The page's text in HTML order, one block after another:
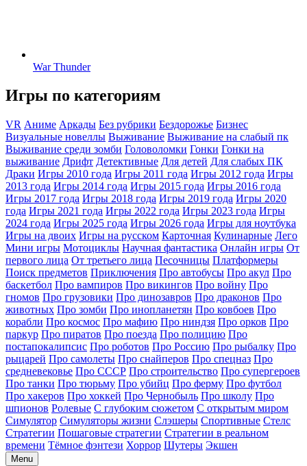
War Thunder
Игры по категориям
VR Аниме Аркады Без рубрики Бездорожье Бизнес
Визуальные новеллы Выживание Выживание на слабый пк
Выживание среди зомби Головоломки Гонки Гонки на
выживание Дрифт Детективные Для детей Для слабых ПК
Драки Игры 2010 года Игры 2011 года Игры 2012 года Игры
2013 года Игры 2014 года Игры 2015 года Игры 2016 года
Игры 2017 года Игры 2018 года Игры 2019 года Игры 2020
года Игры 2021 года Игры 2022 года Игры 2023 года Игры
2024 года Игры 2025 года Игры 2026 года Игры для ноутбука
Игры на двоих Игры на русском Карточная Кулинарные Лего
Мини игры Мотоциклы Научная фантастика Онлайн игры От
первого лица От третьего лица Песочницы Платформеры
Поиск предметов Приключения Про автобусы Про акул Про
баскетбол Про вампиров Про викингов Про войну Про
гномов Про грузовики Про динозавров Про драконов Про
животных Про зомби Про инопланетян Про ковбоев Про
корабли Про космос Про мафию Про ниндзя Про орков Про
паркур Про пиратов Про поезда Про полицию Про
постапокалипсис Про роботов Про Россию Про рыбалку Про
рыцарей Про самолеты Про снайперов Про спецназ Про
средневековье Про СССР Про строительство Про супергероев
Про танки Про тюрьму Про убийц Про ферму Про футбол
Про хакеров Про хоккей Про Чернобыль Про школу Про
шпионов Ролевые С глубоким сюжетом С открытым миром
Симулятор Симуляторы жизни Слэшеры Спортивные Стелс
Стратегии Пошаговые стратегии Стратегии в реальном
времени Тёмное фэнтези Хоррор Шутеры Экшен
Menu